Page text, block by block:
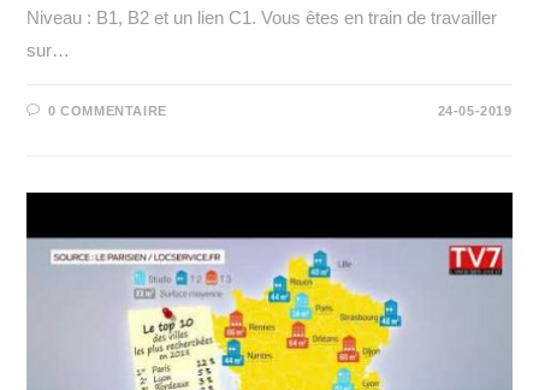
Niveau : B1, B2 et un lien C1. Vous êtes en train de travailler
sur…
0 COMMENTAIRE 24-05-2019